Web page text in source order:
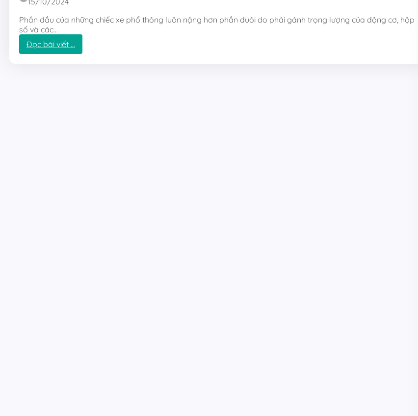
Phần đầu của những chiếc xe phổ thông luôn nặng hơn phần đuôi do phải gánh trọng lượng của động cơ, hộp
số và các…
Đọc bài viết …:
L